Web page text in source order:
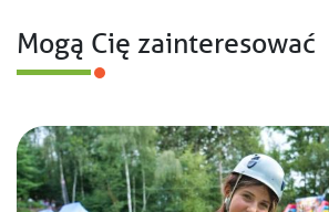
Mogą Cię zainteresować